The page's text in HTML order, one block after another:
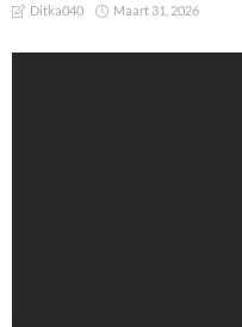
Ditka040 Maart 31, 2026